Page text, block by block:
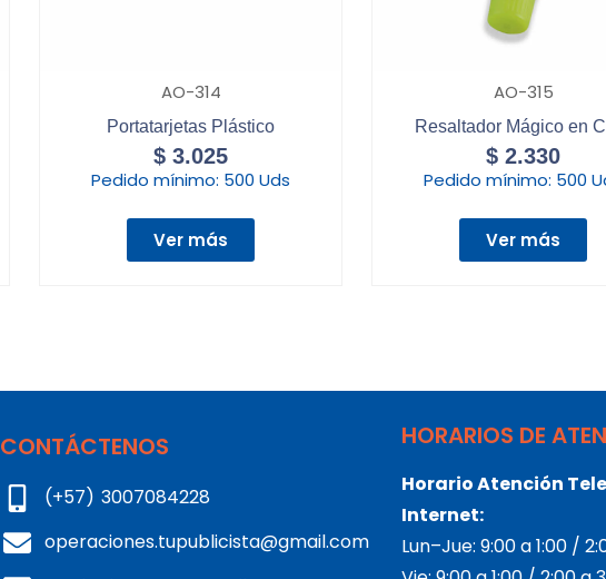
AO-314
Portatarjetas Plástico
$ 3.025
Pedido mínimo: 500 Uds
Ver más
AO-315
Resaltador Mágico en
$ 2.330
Pedido mínimo: 500
Ver más
CONTÁCTENOS
(+57) 3007084228
operaciones.tupublicista@gmail.com
HORARIOS DE
Horario Atención
Internet:
Lun–Jue: 9:00 a 1:00 /